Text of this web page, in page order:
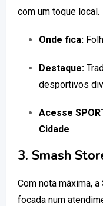
com um toque local.
Onde fica:
Destaque:
desportivos
Acesse
Cidade
3. Smash
Com nota máxima, a
focada num